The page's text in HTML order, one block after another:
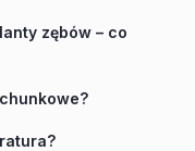
zębów – co